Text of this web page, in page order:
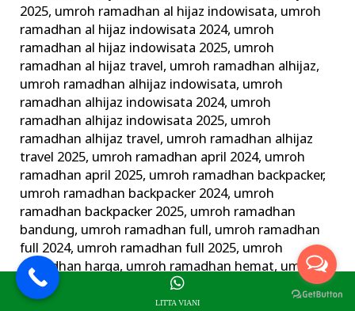
2025, umroh ramadhan al hijaz indowisata, umroh
ramadhan al hijaz indowisata 2024, umroh
ramadhan al hijaz indowisata 2025, umroh
ramadhan al hijaz travel, umroh ramadhan alhijaz,
umroh ramadhan alhijaz indowisata, umroh
ramadhan alhijaz indowisata 2024, umroh
ramadhan alhijaz indowisata 2025, umroh
ramadhan alhijaz travel, umroh ramadhan alhijaz
travel 2025, umroh ramadhan april 2024, umroh
ramadhan april 2025, umroh ramadhan backpacker,
umroh ramadhan backpacker 2024, umroh
ramadhan backpacker 2025, umroh ramadhan
bandung, umroh ramadhan full, umroh ramadhan
full 2024, umroh ramadhan full 2025, umroh
ramadhan harga, umroh ramadhan hemat, umroh
ramadhan jogja
umroh ramadhan juni 2024
umroh
ramadhan juni 2025
umroh ramadhan langsung
LITTA VIANI